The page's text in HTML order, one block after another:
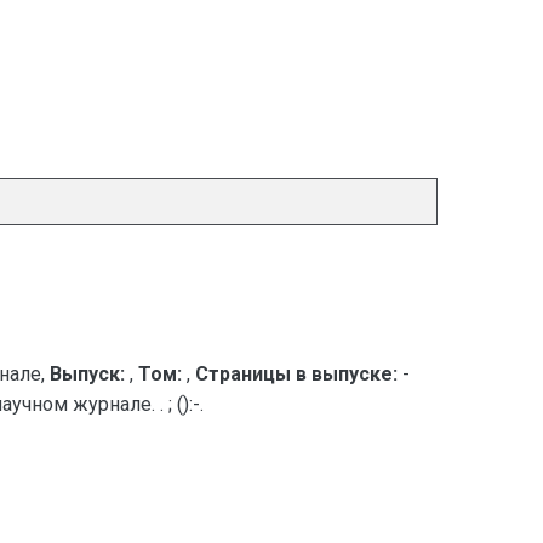
Выпуск: , Том: , Страницы в выпуске: -
журнале. . ; ():-.